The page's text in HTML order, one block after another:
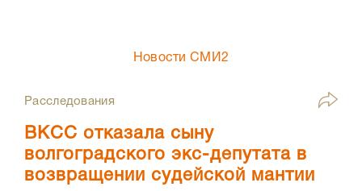
Новости СМИ2
Расследования
ВКСС отказала сыну
волгоградского экс-депутата в
возвращении судейской мантии